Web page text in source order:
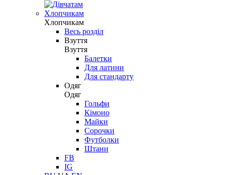
Хлопчикам
Хлопчикам
Весь розділ
Взуття
Взуття
Балетки
Для латини
Для стандарту
Одяг
Одяг
Гольфи
Кімоно
Майки
Сорочки
Футболки
Штани
FB
IG